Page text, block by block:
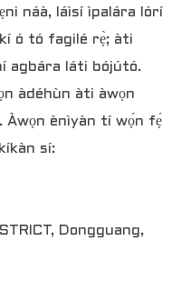
náà, láìsí ìpalára lórí
ó tó fagilé rẹ̀; àti
agbára láti bójútó.
àdéhùn àti àwọn
Àwọn ènìyàn tí wọ́n fẹ́
sí:
Dongguang,